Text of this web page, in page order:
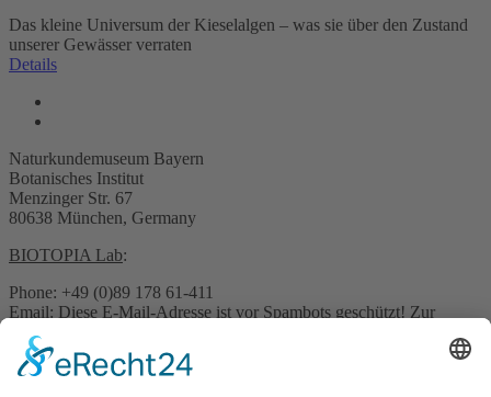
Das kleine Universum der Kieselalgen – was sie über den Zustand
unserer Gewässer verraten
Details
Naturkundemuseum Bayern
Botanisches Institut
Menzinger Str. 67
80638 München, Germany
BIOTOPIA Lab:
Phone: +49 (0)89 178 61-411
Email: Diese E-Mail-Adresse ist vor Spambots geschützt! Zur
Anzeige muss JavaScript eingeschaltet sein.
Pressekontakt: